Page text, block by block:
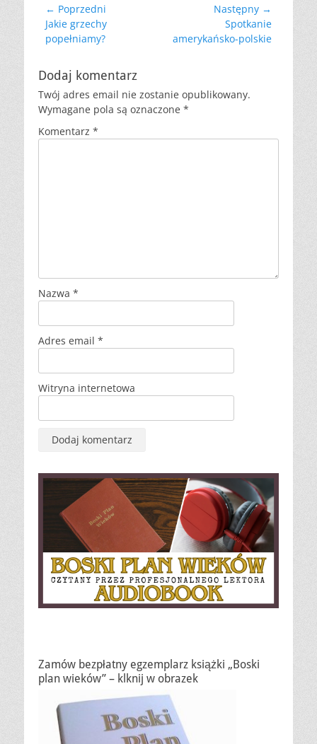
Nawigacja
wpisu
← Poprzedni
Poprzedni
wpis:
Jakie grzechy
popełniamy?
Następny →
wpis:
Spotkanie
amerykańsko-polskie
Dodaj komentarz
Twój adres email nie zostanie opublikowany.
Wymagane pola są oznaczone *
Komentarz *
Nazwa *
Adres email *
Witryna internetowa
Zamów bezpłatny egzemplarz książki „Boski
plan wieków” – klknij w obrazek